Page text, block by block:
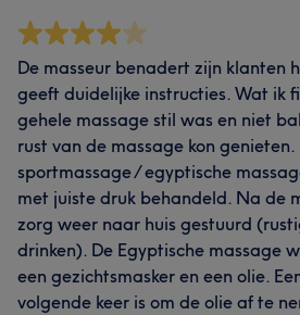
De masseur benadert zijn klanten
geeft duidelijke instructies. Wat ik
gehele massage stil was en niet
rust van de massage kon genieten.
sportmassage / egyptische
met juiste druk behandeld. Na de
zorg weer naar huis gestuurd
drinken). De Egyptische massage
een gezichtsmasker en een olie.
volgende keer is om de olie af te